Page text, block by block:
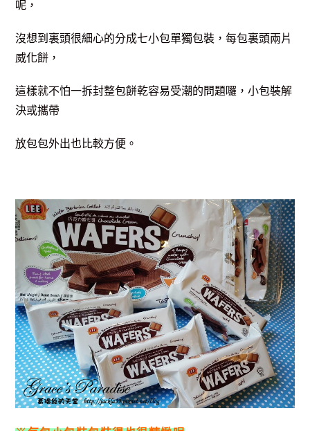
呢，
沒想到裏頭很細心的分成七小包單獨包裝，每包裏頭兩片
威化餅，
這樣就不怕一拆封整包餅乾容易受潮的問題囉，小包裝解
決或攜帶
放包包外出也比較方便。